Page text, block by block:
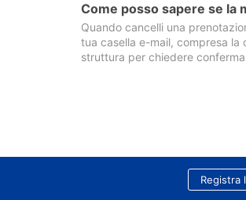
Come posso sapere se la
Quando cancelli una
tua casella e-mail, compresa
struttura per chiedere
Registra